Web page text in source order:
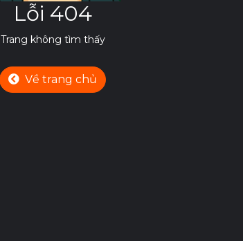
Lỗi 404
Trang không tìm thấy
Về trang chủ